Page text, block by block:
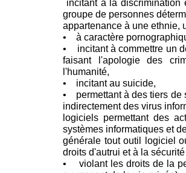
incitant à la
groupe de personnes
appartenance à une ethnie,
• à caractère
• incitant à commettre un
faisant l'apologie des
l'humanité,
• incitant au suicide,
• permettant à des tiers de
indirectement des virus
logiciels permettant des
systèmes informatiques et
générale tout outil logiciel
droits d'autrui et à la
• violant les droits de la